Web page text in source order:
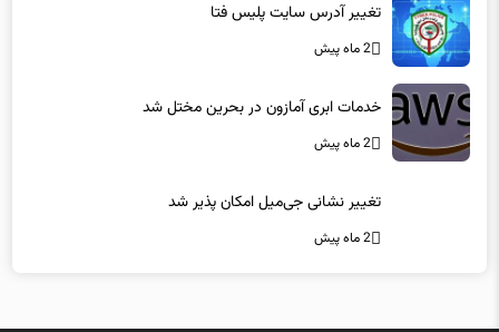
تغییر آدرس سایت پلیس فتا
2 ماه پیش
خدمات ابری آمازون در بحرین مختل شد
2 ماه پیش
تغییر نشانی جی‌میل امکان پذیر شد
2 ماه پیش